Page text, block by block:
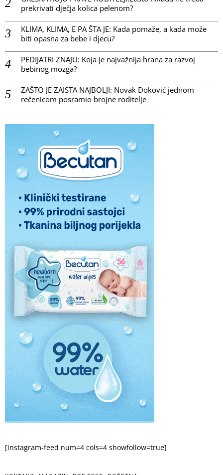
prekrivati dječja kolica pelenom?
KLIMA, KLIMA, E PA ŠTA JE: Kada pomaže, a kada može
biti opasna za bebe i djecu?
PEDIJATRI ZNAJU: Koja je najvažnija hrana za razvoj
bebinog mozga?
ZAŠTO JE ZAISTA NAJBOLJI: Novak Đoković jednom
rečenicom posramio brojne roditelje
[instagram-feed num=4 cols=4 showfollow=true]